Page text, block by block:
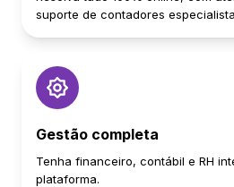
suporte de contadores
Gestão completa
Tenha financeiro, contábil e RH
plataforma.